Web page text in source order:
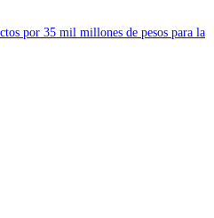
por 35 mil millones de pesos para la